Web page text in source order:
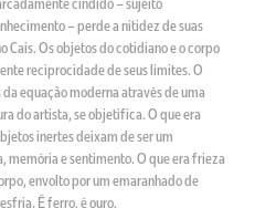
– perde a nitidez de suas
Cais. Os objetos do cotidiano e o corpo
reciprocidade de seus limites. O
equação moderna através de uma
do artista, se objetifica. O que era
inertes deixam de ser um
memória e sentimento. O que era frieza
envolto por um emaranhado de
É ferro, é ouro.